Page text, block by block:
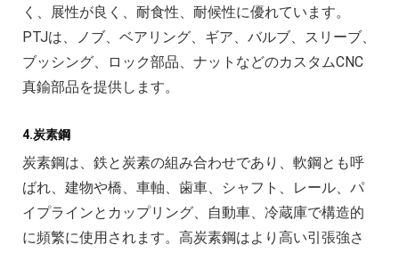
く、展性が良く、耐食性、耐候性に優れています。
PTJは、ノブ、ベアリング、ギア、バルブ、スリーブ、
ブッシング、ロック部品、ナットなどのカスタムCNC
真鍮部品を提供します。
4.炭素鋼
炭素鋼は、鉄と炭素の組み合わせであり、軟鋼とも呼
ばれ、建物や橋、車軸、歯車、シャフト、レール、パ
イプラインとカップリング、自動車、冷蔵庫で構造的
に頻繁に使用されます。高炭素鋼はより高い引張強さ